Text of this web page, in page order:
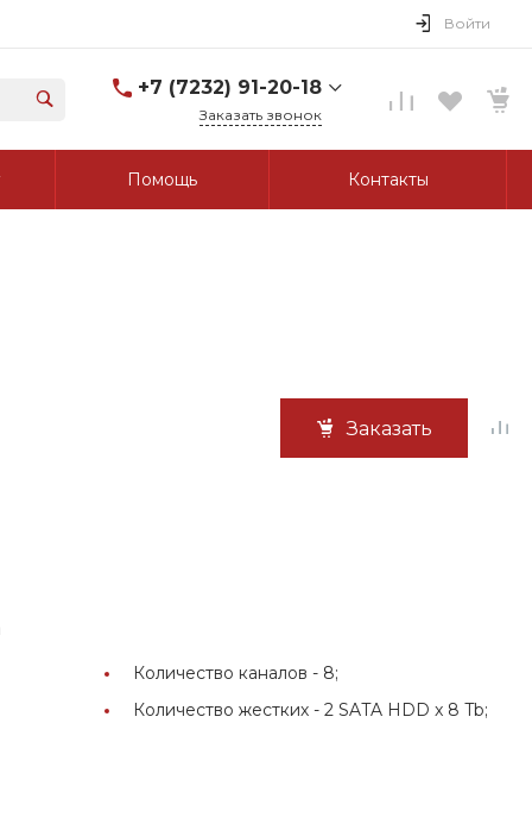
Войти
+7 (7232) 91-20-18
г. Усть-Каменогорск, ул.
Заказать звонок
Помощь Контакты
Заказать
Количество каналов - 8;
Количество жестких -2 SATA HDD x 8 Tb;